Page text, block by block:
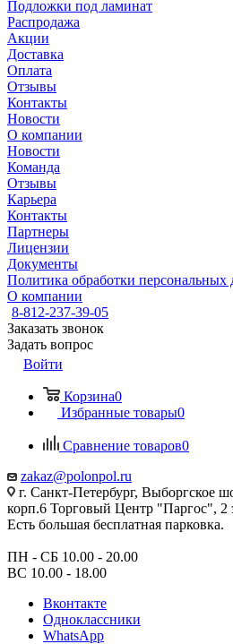
Подложки под ламинат
Распродажа
Акции
Доставка
Оплата
Отзывы
Контакты
Новости
О компании
Новости
Команда
Отзывы
Карьера
Контакты
Партнеры
Лицензии
Документы
Политика обработки персональных
О компании
8-812-237-39-05
Заказать звонок
Задать вопрос
Войти
Корзина0
Избранные товары0
Сравнение товаров0
zakaz@polonpol.ru
г. Санкт-Петербург, Выборгское
корп.6 Торговый Центр "Паргос", 2
Есть большая бесплатная парковка.
ПН - СБ 10.00 - 20.00
ВС 10.00 - 18.00
Вконтакте
Одноклассники
WhatsApp